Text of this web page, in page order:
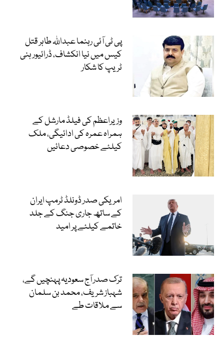
پی ٹی آئی رہنما عبداللہ طاہر قتل
کیس میں نیا انکشاف، ڈرائیور ہنی
ٹریپ کا شکار
وزیراعظم کی فیلڈ مارشل کے
ہمراہ عمرہ کی ادائیگی، ملک
کیلئے خصوصی دعائیں
امریکی صدر ڈونلڈ ٹرمپ ایران
کے ساتھ جاری جنگ کے جلد
خاتمے کیلئے پر امید
ترک صدر آج سعودیہ پہنچیں گے،
شہباز شریف، محمد بن سلمان
سے ملاقات طے